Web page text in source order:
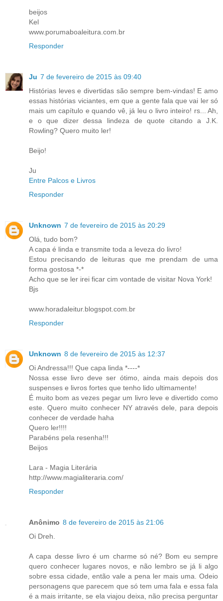
beijos
Kel
www.porumaboaleitura.com.br
Responder
Ju 7 de fevereiro de 2015 às 09:40
Histórias leves e divertidas são sempre bem-vindas! E amo
essas histórias viciantes, em que a gente fala que vai ler só
mais um capítulo e quando vê, já leu o livro inteiro! rs... Ah,
e o que dizer dessa lindeza de quote citando a J.K.
Rowling? Quero muito ler!
Beijo!
Ju
Entre Palcos e Livros
Responder
Unknown 7 de fevereiro de 2015 às 20:29
Olá, tudo bom?
A capa é linda e transmite toda a leveza do livro!
Estou precisando de leituras que me prendam de uma
forma gostosa *-*
Acho que se ler irei ficar cim vontade de visitar Nova York!
Bjs
www.horadaleitur.blogspot.com.br
Responder
Unknown 8 de fevereiro de 2015 às 12:37
Oi Andressa!!! Que capa linda *----*
Nossa esse livro deve ser ótimo, ainda mais depois dos
suspenses e livros fortes que tenho lido ultimamente!
É muito bom as vezes pegar um livro leve e divertido como
este. Quero muito conhecer NY através dele, para depois
conhecer de verdade haha
Quero ler!!!!
Parabéns pela resenha!!!
Beijos
Lara - Magia Literária
http://www.magialiteraria.com/
Responder
Anônimo 8 de fevereiro de 2015 às 21:06
Oi Dreh.
A capa desse livro é um charme só né? Bom eu sempre
quero conhecer lugares novos, e não lembro se já li algo
sobre essa cidade, então vale a pena ler mais uma. Odeio
personagens que parecem que só tem uma fala e essa fala
é a mais irritante, se ela viajou deixa, não precisa perguntar